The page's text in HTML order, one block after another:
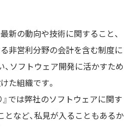
新の動向や技術に関すること、
非営利分野の会計を含む制度に
、ソフトウェア開発に活かすため
た組織です。
』では弊社のソフトウェアに関す
となど、私見が入ることもあるか